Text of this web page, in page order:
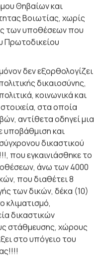
Θηβαίων και
Βοιωτίας, χωρίς
των υποθέσεων που
Πρωτοδικείου
δεν εξορθολογίζει
δικαιοσύνης,
κοινωνικά και
στα οποία
αντίθετα οδηγεί μια
υποβάθμιση και
δικαστικού
που εγκαινιάσθηκε το
άνω των 4000
που διαθέτει 8
των δικών, δέκα (10)
κλιματισμό,
δικαστικών
στάθμευσης, χώρους
στο υπόγειο του